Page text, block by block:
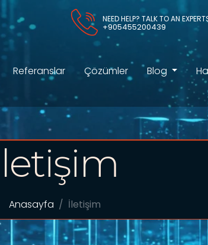
NEED HELP? TALK TO AN
+905455200439
Referanslar Çözümler Blog
Anasayfa İletişim